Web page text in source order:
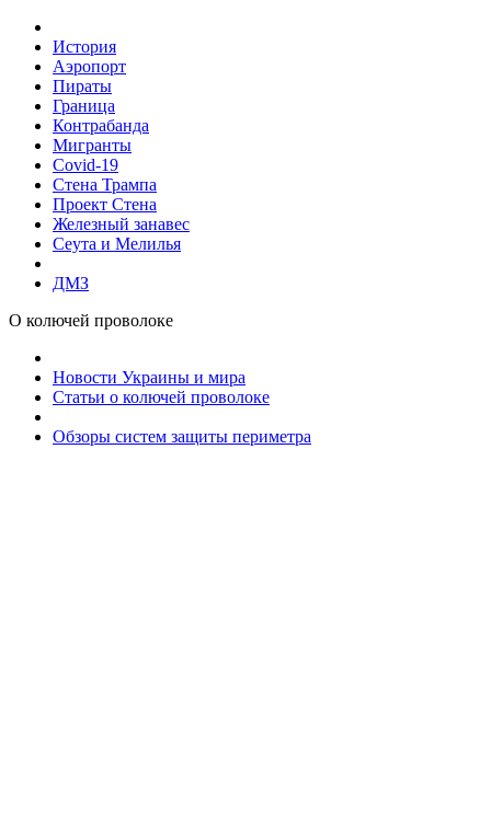
История
Аэропорт
Пираты
Граница
Контрабанда
Мигранты
Covid-19
Стена Трампа
Проект Стена
Железный занавес
Сеута и Мелилья
ДМЗ
О колючей проволоке
Новости Украины и мира
Статьи о колючей проволоке
Обзоры систем защиты периметра